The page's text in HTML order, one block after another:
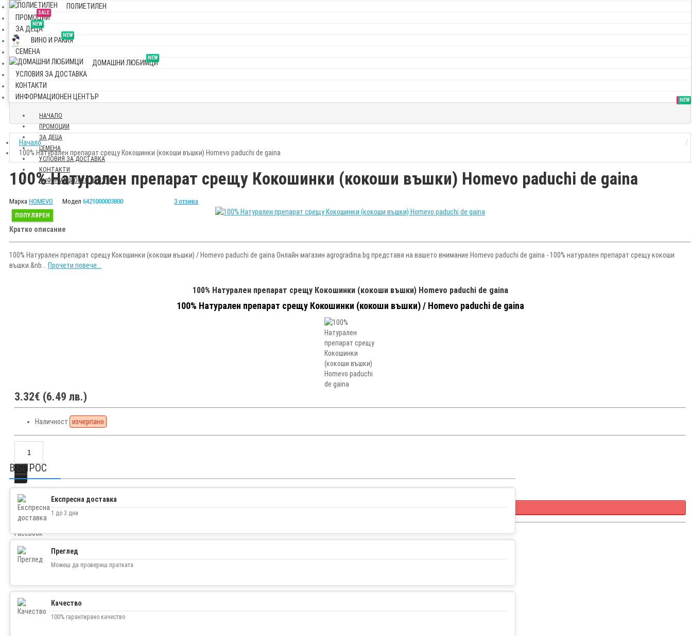
ПОЛИЕТИЛЕН
SALE
ПРОМОЦИИ
NEW
ЗА ДЕЦА
NEW
ВИНО И РАКИЯ
СЕМЕНА
NEW
ДОМАШНИ ЛЮБИМЦИ
УСЛОВИЯ ЗА ДОСТАВКА
КОНТАКТИ
ИНФОРМАЦИОНЕН ЦЕНТЪР
НАЧАЛО
SALE
ПРОМОЦИИ
NEW
ЗА ДЕЦА
СЕМЕНА
УСЛОВИЯ ЗА ДОСТАВКА
КОНТАКТИ
ИНФОРМАЦИОНЕН ЦЕНТЪР
Начало
100% Натурален препарат срещу Кокошинки (кокоши въшки) Homevo paduchi de gaina
100% Натурален препарат срещу Кокошинки (кокоши въшки) Homevo paduchi de gaina
Марка HOMEVO Модел 6421000003800 3 отзива
ПОПУЛЯРЕН
Кратко описание
100% Натурален препарат срещу Кокошинки (кокоши въшки) / Homevo paduchi de gaina Онлайн магазин agrogradina.bg представя на вашето внимание Homevo paduchi de gaina - 100% натурален препарат срещу кокоши
въшки.&nb... Прочети повече...
100% Натурален препарат срещу Кокошинки (кокоши въшки) Homevo paduchi de gaina
100% Натурален препарат срещу Кокошинки (кокоши въшки) / Homevo paduchi de gaina
3.32€ (6.49 лв.)
Наличност изчерпано
Изчерпано
Facebook
ВЪПРОС
Експресна доставка
1 до 3 дни
Преглед
Можеш да провериш пратката
Качество
100% гарантирано качество